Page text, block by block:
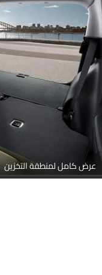
عرض كامل لمنطقة التخزين